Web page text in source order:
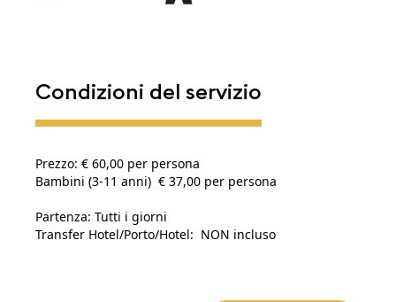
Condizioni del servizio
Prezzo: € 60,00 per persona
Bambini (3-11 anni) € 37,00 per persona
Partenza: Tutti i giorni
Transfer Hotel/Porto/Hotel: NON incluso